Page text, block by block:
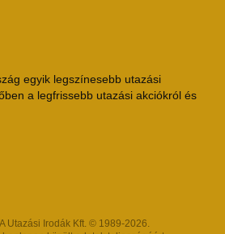
egyik legszínesebb utazási
a legfrissebb utazási akciókról és
Utazási Irodák Kft. © 1989-2026.